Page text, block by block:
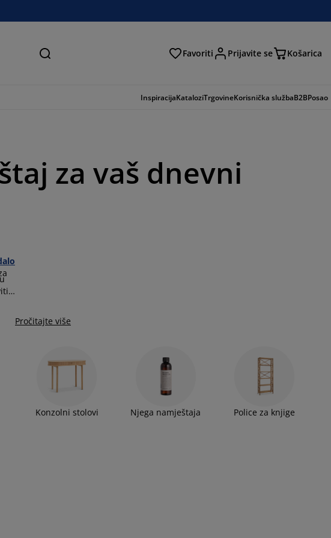
Pretraga Favoriti Prijavite se Košarica
InspiracijaKataloziTrgovineKorisnička službaB2BPosao
za vaš dnevni
Pročitajte više
Konzolni stolovi Njega namještaja Police za knjige